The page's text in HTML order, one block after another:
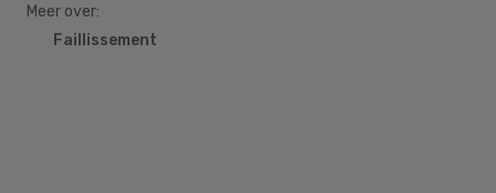
Meer over:
Faillissement